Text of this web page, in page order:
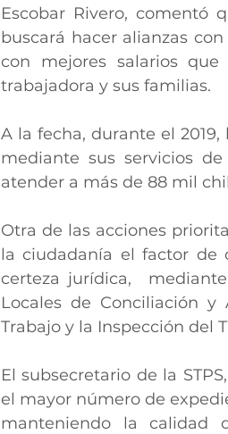
Escobar Rivero, comentó
buscará hacer alianzas
con mejores salarios
trabajadora y sus familias.
A la fecha, durante el
mediante sus servicios
atender a más de 88 mil
Otra de las acciones
la ciudadanía el factor de
certeza jurídica,
Locales de Conciliación
Trabajo y la Inspección del
El subsecretario de la
el mayor número de
manteniendo la calidad